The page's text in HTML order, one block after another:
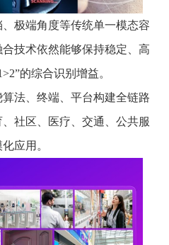
极端角度等传统单一模态容
技术依然能够保持稳定、高
的综合识别增益。
法、终端、平台构建全链路
社区、医疗、交通、公共服
应用。